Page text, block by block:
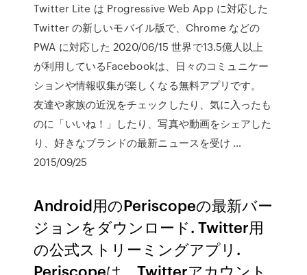
Twitter Lite は Progressive Web App に対応した
Twitter の新しいモバイル版で、Chrome などの
PWA に対応した 2020/06/15 世界で13.5億人以上
が利用しているFacebookは、日々のコミュニケー
ションや情報収集が楽しくなる無料アプリです。
友達や家族の近況をチェックしたり、気に入ったも
のに「いいね！」したり、写真や動画をシェアした
り、好きなブランドの最新ニュースを受け …
2015/09/25
Android用のPeriscopeの最新バー
ジョンをダウンロード. Twitter用
の公式ストリーミングアプリ.
Periscopeは、Twitterアカウント